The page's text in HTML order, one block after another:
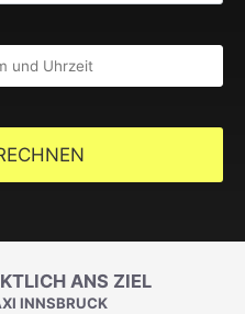
ANS ZIEL
INNSBRUCK